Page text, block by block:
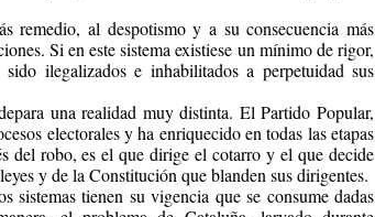
remedio, al despotismo y a su consecuencia más
Si en este sistema existiese un mínimo de rigor,
ilegalizados e inhabilitados a perpetuidad sus
una realidad muy distinta. El Partido Popular,
electorales y ha enriquecido en todas las etapas
del robo, es el que dirige el cotarro y el que decide
y de la Constitución que blanden sus dirigentes.
sistemas tienen su vigencia que se consume dadas